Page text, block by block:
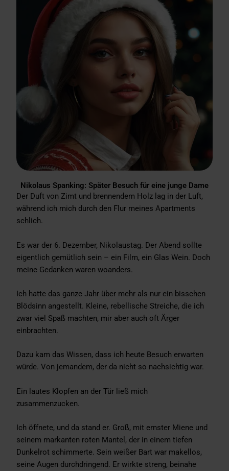
Nikolaus Spanking: Später Besuch für eine junge Dame
Der Duft von Zimt und brennendem Holz lag in der Luft,
während ich mich durch den Flur meines Apartments
schlich.
Es war der 6. Dezember, Nikolaustag. Der Abend sollte
eigentlich gemütlich sein – ein Film, ein Glas Wein. Doch
meine Gedanken waren woanders.
Ich hatte das ganze Jahr über mehr als nur ein bisschen
Blödsinn angestellt. Kleine, rebellische Streiche, die ich
zwar viel Spaß machten, mir aber auch oft Ärger
einbrachten.
Dazu kam das Wissen, dass ich heute Besuch erwarten
würde. Von jemandem, der da nicht so nachsichtig war.
Ein lautes Klopfen an der Tür ließ mich
zusammenzucken.
Ich öffnete, und da stand er. Groß, mit ernster Miene und
seinem markanten roten Mantel, der in einem tiefen
Dunkelrot schimmerte. Sein weißer Bart war makellos,
seine Augen durchdringend. Er wirkte streng, beinahe